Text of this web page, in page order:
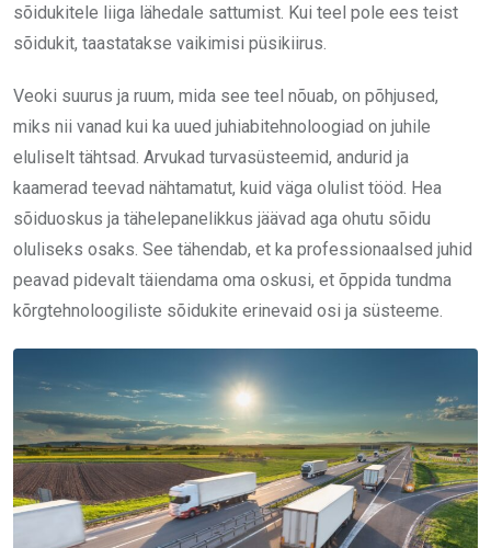
sõidukitele liiga lähedale sattumist. Kui teel pole ees teist
sõidukit, taastatakse vaikimisi püsikiirus.
Veoki suurus ja ruum, mida see teel nõuab, on põhjused,
miks nii vanad kui ka uued juhiabitehnoloogiad on juhile
eluliselt tähtsad. Arvukad turvasüsteemid, andurid ja
kaamerad teevad nähtamatut, kuid väga olulist tööd. Hea
sõiduoskus ja tähelepanelikkus jäävad aga ohutu sõidu
oluliseks osaks. See tähendab, et ka professionaalsed juhid
peavad pidevalt täiendama oma oskusi, et õppida tundma
kõrgtehnoloogiliste sõidukite erinevaid osi ja süsteeme.